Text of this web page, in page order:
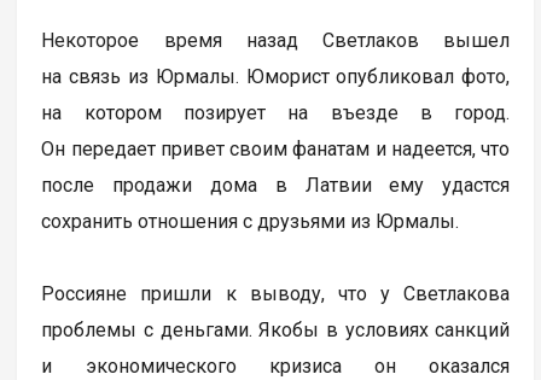
Некоторое время назад Светлаков вышел
на связь из Юрмалы. Юморист опубликовал фото,
на котором позирует на въезде в город.
Он передает привет своим фанатам и надеется, что
после продажи дома в Латвии ему удастся
сохранить отношения с друзьями из Юрмалы.
Россияне пришли к выводу, что у Светлакова
проблемы с деньгами. Якобы в условиях санкций
и экономического кризиса он оказался